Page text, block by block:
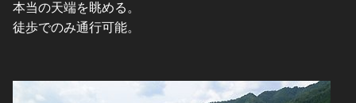
本当の天端を眺める。
徒歩でのみ通行可能。